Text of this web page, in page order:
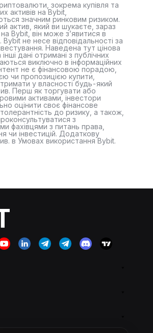
зокрема купівля та
активів на Bybit,
значним ринковим ризиком.
актив, який ви шукаєте, зараз
Bybit, він може з’явитися в
не несе відповідальності за
Наведена тут цінова
дані отримані з публічних
виключно в інформаційних
не є фінансовою порадою,
чи пропозицією купити,
у власності будь-який
Перш як торгувати або
активами, інвестори
оцінити своє фінансове
до ризику, а також,
з
фахівцями з питань права,
чи інвестицій. Додаткову
в Умовах використання Bybit.